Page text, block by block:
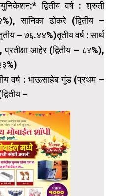
द्वितीय वर्ष : श्रुती
सानिका ढोकरे (द्वितीय –
– ७६.४४%)तृतीय वर्ष : सार्थ
आहेर (द्वितीय – ८४%),
वर्ष : भाऊसाहेब गुंड (प्रथम –
–